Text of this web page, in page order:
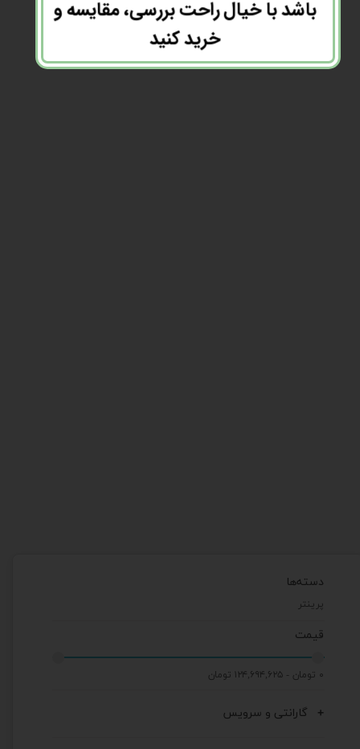
دسته‌ها
پرینتر
قیمت
۰ تومان - ۱۲۴,۶۹۴,۶۲۵ تومان
گارانتی و سرویس
باشد با خیال راحت بررسی، مقایسه و
خرید کنید